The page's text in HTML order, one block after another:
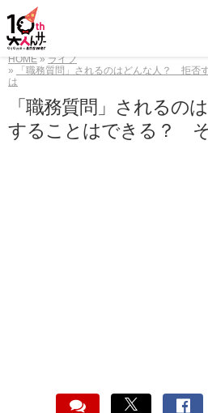
HOME
ライフ
「職務質問」されるのはどんな人？ 拒否
は
「職務質問」される
することはできる？